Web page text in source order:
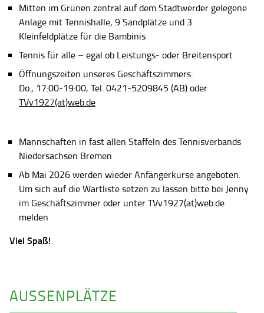
Mitten im Grünen zentral auf dem Stadtwerder gelegene
Anlage mit Tennishalle, 9 Sandplätze und 3
Kleinfeldplätze für die Bambinis
Tennis für alle – egal ob Leistungs- oder Breitensport
Öffnungszeiten unseres Geschäftszimmers:
Do., 17:00-19:00, Tel. 0421-5209845 (AB) oder
TVv1927(at)web.de
Mannschaften in fast allen Staffeln des Tennisverbands
Niedersachsen Bremen
Ab Mai 2026 werden wieder Anfängerkurse angeboten.
Um sich auf die Wartliste setzen zu lassen bitte bei Jenny
im Geschäftszimmer oder unter TVv1927(at)web.de
melden
Viel Spaß!
AUSSENPLÄTZE